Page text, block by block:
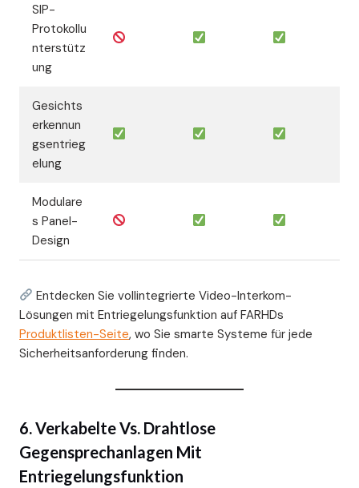
SIP-
Protokollu
nterstütz
ung
Gesichts
erkennun
gsentrieg
elung
Modulare
s Panel-
Design
Entdecken Sie vollintegrierte Video-Interkom-
Lösungen mit Entriegelungsfunktion auf FARHDs
Produktlisten-Seite, wo Sie smarte Systeme für jede
Sicherheitsanforderung finden.
6. Verkabelte Vs. Drahtlose
Gegensprechanlagen Mit
Entriegelungsfunktion